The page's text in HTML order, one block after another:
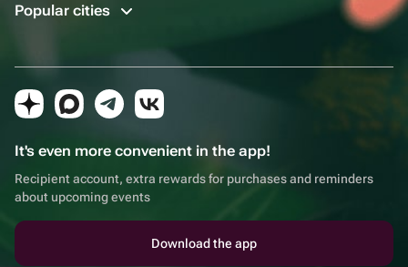
Popular cities
It's even more convenient in the app!
Recipient account, extra rewards for purchases and reminders
about upcoming events
Download the app